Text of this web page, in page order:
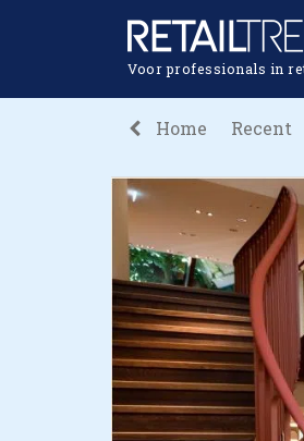
Voor professionals in
Home Recent